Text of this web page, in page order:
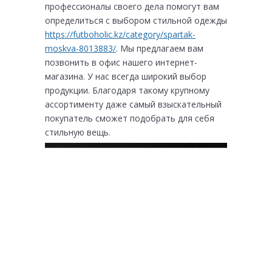
профессионалы своего дела помогут вам
определиться с выбором стильной одежды
https://futboholic.kz/category/spartak-
moskva-8013883/. Мы предлагаем вам
позвонить в офис нашего интернет-
магазина. У нас всегда широкий выбор
продукции. Благодаря такому крупному
ассортименту даже самый взыскательный
покупатель сможет подобрать для себя
стильную вещь.